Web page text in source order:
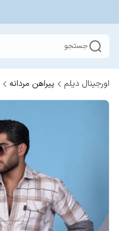
جستجو
اورجینال دیلم پیراهن مردانه